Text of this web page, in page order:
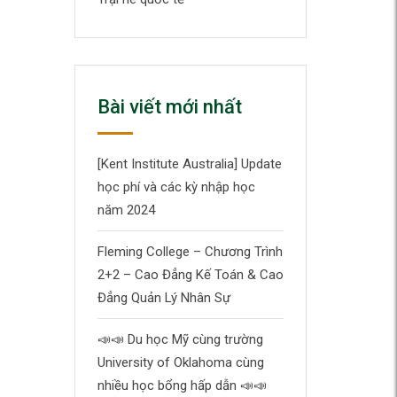
Bài viết mới nhất
[Kent Institute Australia] Update
học phí và các kỳ nhập học
năm 2024
Fleming College – Chương Trình
2+2 – Cao Đẳng Kế Toán & Cao
Đẳng Quản Lý Nhân Sự
📣📣 Du học Mỹ cùng trường
University of Oklahoma cùng
nhiều học bổng hấp dẫn 📣📣